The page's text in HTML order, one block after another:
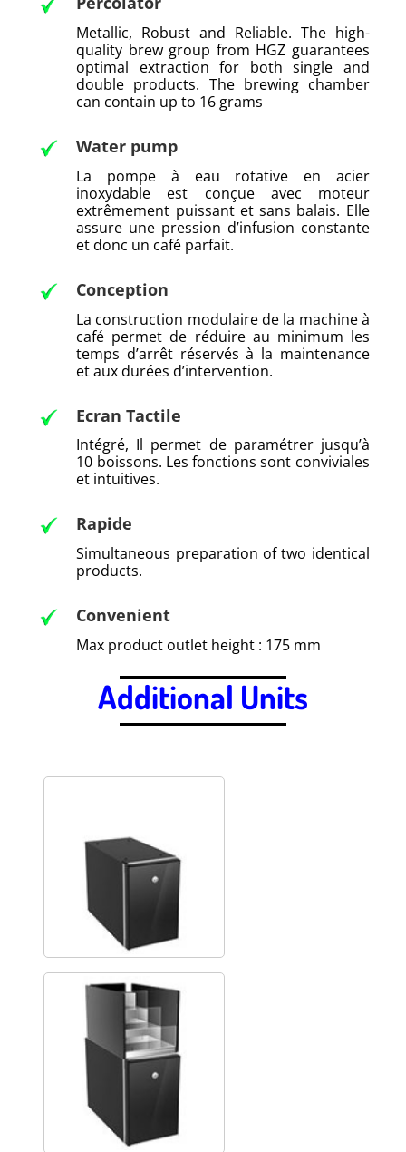
Metallic, Robust and Reliable. The high-
quality brew group from HGZ guarantees
optimal extraction for both single and
double products. The brewing chamber
can contain up to 16 grams
Water pump
La pompe à eau rotative en acier
inoxydable est conçue avec moteur
extrêmement puissant et sans balais. Elle
assure une pression d’infusion constante
et donc un café parfait.
Conception
La construction modulaire de la machine à
café permet de réduire au minimum les
temps d’arrêt réservés à la maintenance
et aux durées d’intervention.
Ecran Tactile
Intégré, Il permet de paramétrer jusqu’à
10 boissons. Les fonctions sont conviviales
et intuitives.
Rapide
Simultaneous preparation of two identical
products.
Convenient
Max product outlet height : 175 mm
Additional Units